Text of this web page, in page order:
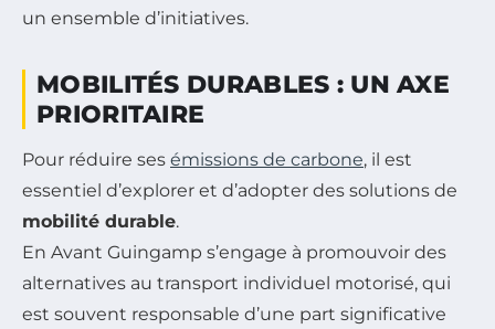
un ensemble d’initiatives.
MOBILITÉS DURABLES : UN AXE
PRIORITAIRE
Pour réduire ses émissions de carbone, il est
essentiel d’explorer et d’adopter des solutions de
mobilité durable.
En Avant Guingamp s’engage à promouvoir des
alternatives au transport individuel motorisé, qui
est souvent responsable d’une part significative